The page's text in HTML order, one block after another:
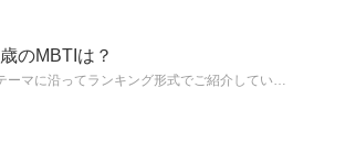
のMBTIは？
ーマに沿ってランキング形式でご紹介してい…